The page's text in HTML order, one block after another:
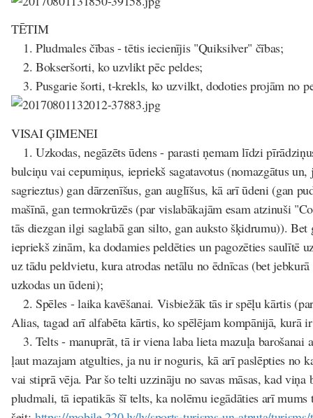
TĒTIM
1. Pludmales čības - tētis iecienījis "Quiksilver" čības;
2. Bokseršorti, ko uzvlikt pēc peldes;
3. Pusgarie šorti, t-krekls, ko uzvilkt, dodoties projām no
VISAI ĢIMENEI
1. Uzkodas, negāzēts ūdens - parasti ņemam līdzi
bulciņu vai cepumiņus, iepriekš sagatavotus (nomazgātus un,
sagrieztus) gan dārzenīšus, gan auglīšus, kā arī ūdeni (gan
mašīnā, gan termokrūzēs (par vislabākajām esam atzinuši
tās diezgan ilgi saglabā gan silto, gan auksto šķidrumu)). Bet
iepriekš zinām, ka dodamies peldēties un pagozēties saulītē
uz tādu peldvietu, kura atrodas netālu no ēdnīcas (bet
uzkodas un ūdeni);
2. Spēles - laika kavēšanai. Visbiežāk tās ir spēļu kārtis
Alias, tagad arī alfabēta kārtis, ko spēlējam kompānijā, kurā
3. Telts - manuprāt, tā ir viena laba lieta mazuļa
ļaut mazajam atgulties, ja nu ir noguris, kā arī paslēpties no
vai stiprā vēja. Par šo telti uzzināju no savas māsas, kad
pludmali, tā iepatikās šī telts, ka nolēmu iegādāties arī mums